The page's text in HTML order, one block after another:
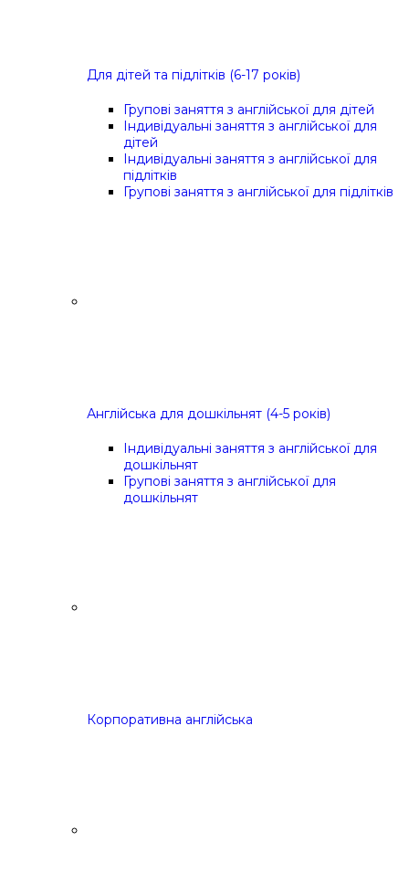
Для дітей та підлітків (6-17 років)
Групові заняття з англійської для дітей
Індивідуальні заняття з англійської для
дітей
Індивідуальні заняття з англійської для
підлітків
Групові заняття з англійської для підлітків
Англійська для дошкільнят (4-5 років)
Індивідуальні заняття з англійської для
дошкільнят
Групові заняття з англійської для
дошкільнят
Корпоративна англійська